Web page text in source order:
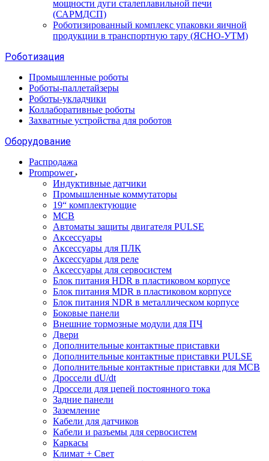
мощности дуги сталеплавильной печи
(САРМДСП)
Роботизированный комплекс упаковки яичной
продукции в транспортную тару (ЯСНО-УТМ)
Роботизация
Промышленные роботы
Роботы-паллетайзеры
Роботы-укладчики
Коллаборативные роботы
Захватные устройства для роботов
Оборудование
Распродажа
Prompower
Индуктивные датчики
Промышленные коммутаторы
19“ комплектующие
MCB
Автоматы защиты двигателя PULSE
Аксессуары
Аксессуары для ПЛК
Аксессуары для реле
Аксессуары для сервосистем
Блок питания HDR в пластиковом корпусе
Блок питания MDR в пластиковом корпусе
Блок питания NDR в металлическом корпусе
Боковые панели
Внешние тормозные модули для ПЧ
Двери
Дополнительные контактные приставки
Дополнительные контактные приставки PULSE
Дополнительные контактные приставки для MCB
Дроссели dU/dt
Дроссели для цепей постоянного тока
Задние панели
Заземление
Кабели для датчиков
Кабели и разъемы для сервосистем
Каркасы
Климат + Свет